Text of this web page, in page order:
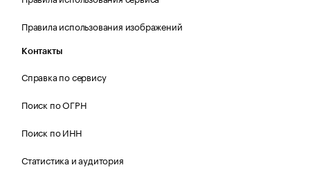
Правила использования изображений
Контакты
Справка по сервису
Поиск по ОГРН
Поиск по ИНН
Статистика и аудитория